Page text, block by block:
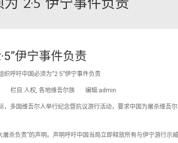
伊宁事件负责
织呼吁中国必须为“2·5”伊宁事件负责
栏目:人权, 各地维吾尔族 编辑:admin
多国维吾尔人举行纪念暨抗议游行活动，要求中国为屠杀维吾
杀负责”的声明。声明呼吁中国当局立即释放所有与伊宁游行示